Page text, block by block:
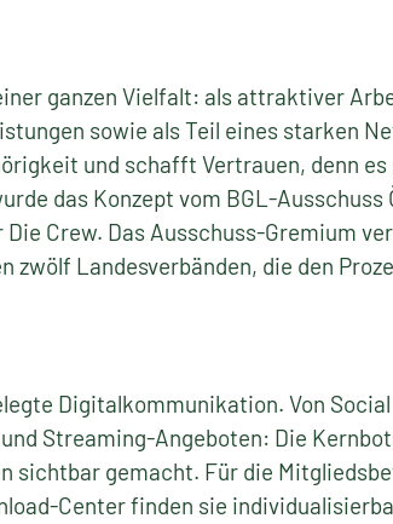
ganzen Vielfalt: als attraktiver
sowie als Teil eines starken
und schafft Vertrauen, denn
das Konzept vom BGL-
Crew. Das Ausschuss-Gremium
zwölf Landesverbänden, die den
Digitalkommunikation. Von
Streaming-Angeboten: Die
sichtbar gemacht. Für die
Center finden sie